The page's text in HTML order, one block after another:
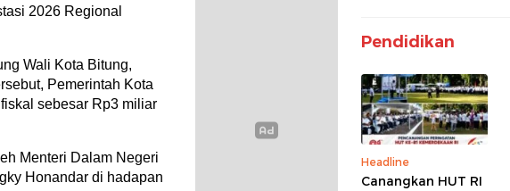
2026 Regional
Wali Kota Bitung,
Pemerintah Kota
sebesar Rp3 miliar
Menteri Dalam Negeri
Honandar di hadapan
Pendidikan
Headline
Canangkan HUT RI